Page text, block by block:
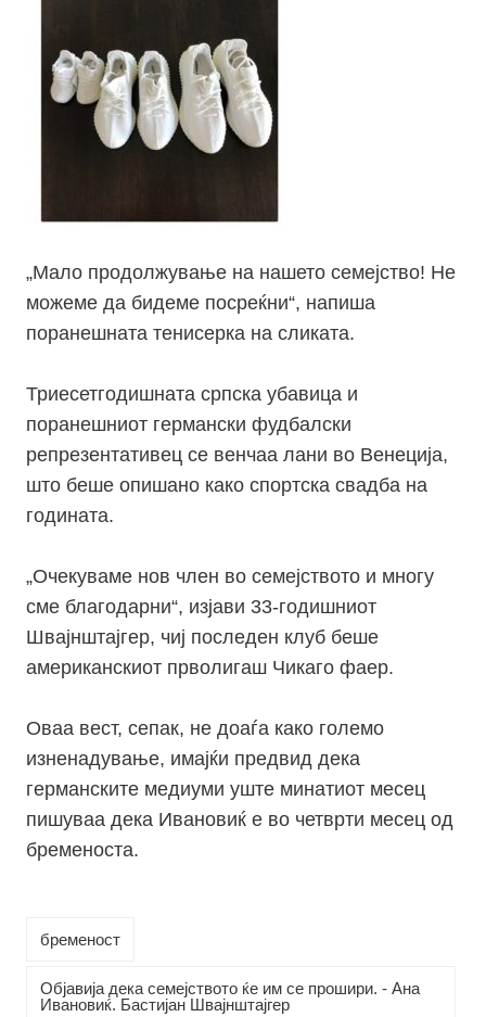
„Мало продолжување на нашето семејство! Не
можеме да бидеме посреќни“, напиша
поранешната тенисерка на сликата.
Триесетгодишната српска убавица и
поранешниот германски фудбалски
репрезентативец се венчаа лани во Венеција,
што беше опишано како спортска свадба на
годината.
„Очекуваме нов член во семејството и многу
сме благодарни“, изјави 33-годишниот
Швајнштајгер, чиј последен клуб беше
американскиот прволигаш Чикаго фаер.
Оваа вест, сепак, не доаѓа како големо
изненадување, имајќи предвид дека
германските медиуми уште минатиот месец
пишуваа дека Ивановиќ е во четврти месец од
бременоста.
бременост
Објавија дека семејството ќе им се прошири. - Ана
Ивановиќ. Бастијан Швајнштајгер